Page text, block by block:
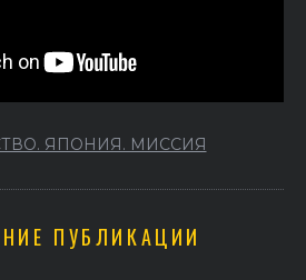
ЯПОНИЯ. МИССИЯ
ПУБЛИКАЦИИ